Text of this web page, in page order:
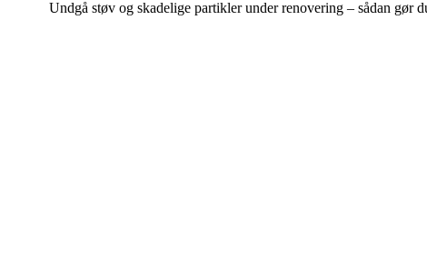
Undgå støv og skadelige partikler under renovering – sådan gør